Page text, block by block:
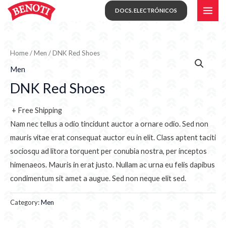
Skip
DOCS. ELECTRÓNICOS
Home/Men / DNK Red Shoes
Men
DNK Red Shoes
+ Free Shipping
Nam nec tellus a odio tincidunt auctor a ornare odio. Sed non
mauris vitae erat consequat auctor eu in elit. Class aptent taciti
sociosqu ad litora torquent per conubia nostra, per inceptos
himenaeos. Mauris in erat justo. Nullam ac urna eu felis dapibus
condimentum sit amet a augue. Sed non neque elit sed.
Category:Men